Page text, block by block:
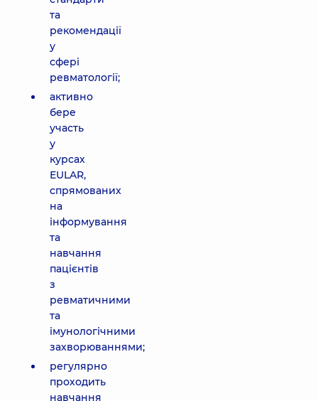
та
рекомендації
у
сфері
ревматології;
активно
бере
участь
у
курсах
EULAR,
спрямованих
на
інформування
та
навчання
пацієнтів
з
ревматичними
та
імунологічними
захворюваннями;
регулярно
проходить
навчання